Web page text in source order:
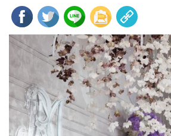
ABOUT
CONTACT
Channel Facebook
Channel Instagram
Twitter